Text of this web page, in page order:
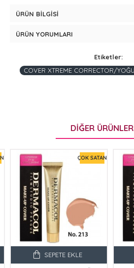
ÜRÜN BILGISI
ÜRÜN YORUMLARI
Etiketler:
COVER XTREME CORRECTOR/
DIĞER
ÇOK SATAN
SEPETE EKLE